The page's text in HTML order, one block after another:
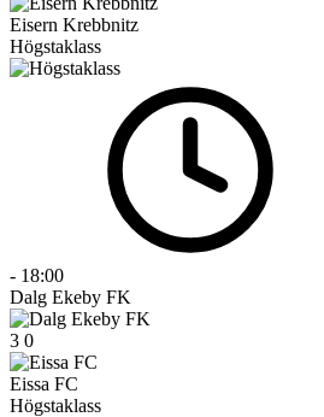
Eisern Krebbnitz
Högstaklass
- 18:00
Dalg Ekeby FK
3 0
Eissa FC
Högstaklass